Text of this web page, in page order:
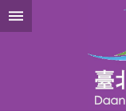
跳到主要內容區塊